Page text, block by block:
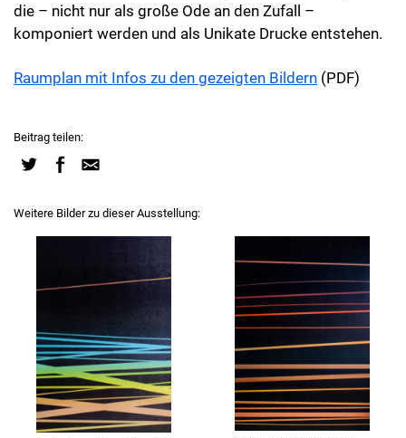
die – nicht nur als große Ode an den Zufall –
komponiert werden und als Unikate Drucke entstehen.
Raumplan mit Infos zu den gezeigten Bildern (PDF)
Beitrag teilen:
Weitere Bilder zu dieser Ausstellung: